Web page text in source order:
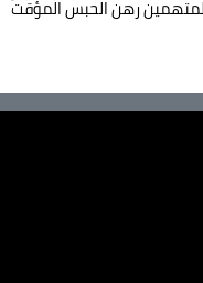
رهن الحبس المؤقت